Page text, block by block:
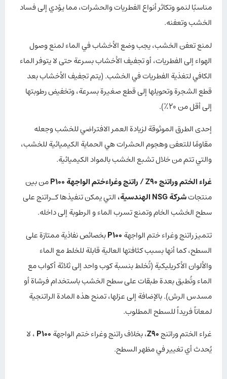
مناسبًا لنمو وتكاثر أنواع الفطريات والحشرات، مما يؤدي إلى فساد
الخشب وتعفنه.
لمنع تعفن الخشب، يجب وضع الأخشاب في الماء لمنع وصول
الهواء إلى الفطريات، أو تجفيف الأخشاب بسرعة حتى لا يتوفر الماء
الكافي لتغذية الفطريات في الخشب. (يتم تجفيف الأخشاب بعد
قطع الشجرة وتحويلها إلى قطع صغيرة بسرعة، وتخفيض رطوبتها
إلى أقل من 20٪).
إحدى الطرق الموثوقة لزيادة العمر الافتراضي للخشب وجعله
مقاومًا للتعفن وهجوم الحشرات هي الحماية الكيميائية للخشب،
والتي تتم من خلال تشبع الخشب بالمواد الكيميائية.
غراء الختم وراتنج Z90
/راتنج وغراءختم الواجهة P100
من بين
منتجاتشركة NSG الهندسية ،التي يمكن تنفيذها كـراتنج على
سطح الخشب الخام وتمنع تسرب الماء و الرطوبة إلى داخله.
تتميز راتنج وغراء ختم الواجهةP100بخصائص نفاذية ممتازة على
السطح، كما أنها بسبب كثافتها العالية قابلة للخلط مع الماء
والألوان الأكريليكية (تُخلط بنسبة كوب واحد إلى ثلاثة أكواب مع
الماء وتُطبق بعدة طبقات على سطح الخشب باستخدام فرشاة أو
مسدس الرش). بالإضافة إلى عزلها، تمنح هذه المادة الراتنجية
لمعاناً فريداً للسطح المطلوب.
غراء الختم وراتنجZ90، بخلاف راتنج وغراء ختم الواجهةP100، لا
يُحدث أي تغيير في مظهر السطح.